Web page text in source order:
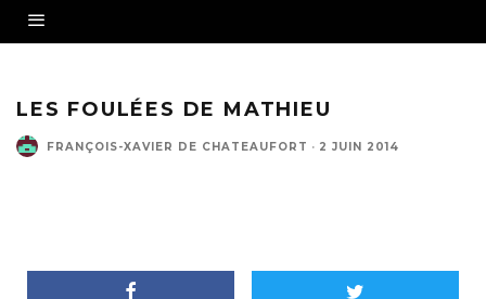
LES FOULÉES DE MATHIEU
FRANÇOIS-XAVIER DE CHATEAUFORT · 2 JUIN 2014